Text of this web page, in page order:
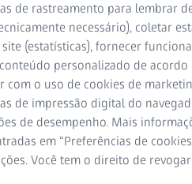
Ache a clínica da sua
você a achar uma clínica
da visão a laser, incluindo SMILE.
de rastreamento para lembrar
necessário), coletar
(estatísticas), fornecer
personalizado de acordo
com o uso de cookies de
de impressão digital do
de desempenho. Mais
em “Preferências de
Você tem o direito de